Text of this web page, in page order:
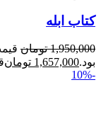
کتاب ابله
1,950,000 تومان
بود.1,657,000 تومان
-10%